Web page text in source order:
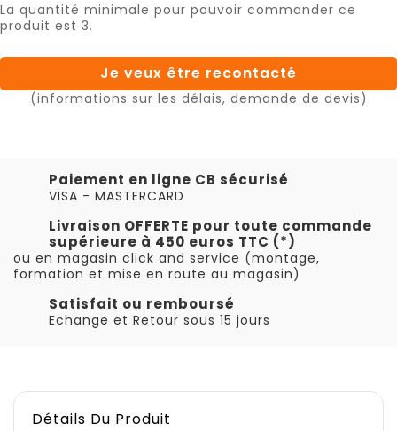
La quantité minimale pour pouvoir commander ce
produit est 3.
Je veux être recontacté
(informations sur les délais, demande de devis)
Paiement en ligne CB sécurisé
VISA - MASTERCARD
Livraison OFFERTE pour toute commande
supérieure à 450 euros TTC (*)
ou en magasin click and service (montage,
formation et mise en route au magasin)
Satisfait ou remboursé
Echange et Retour sous 15 jours
Détails Du Produit